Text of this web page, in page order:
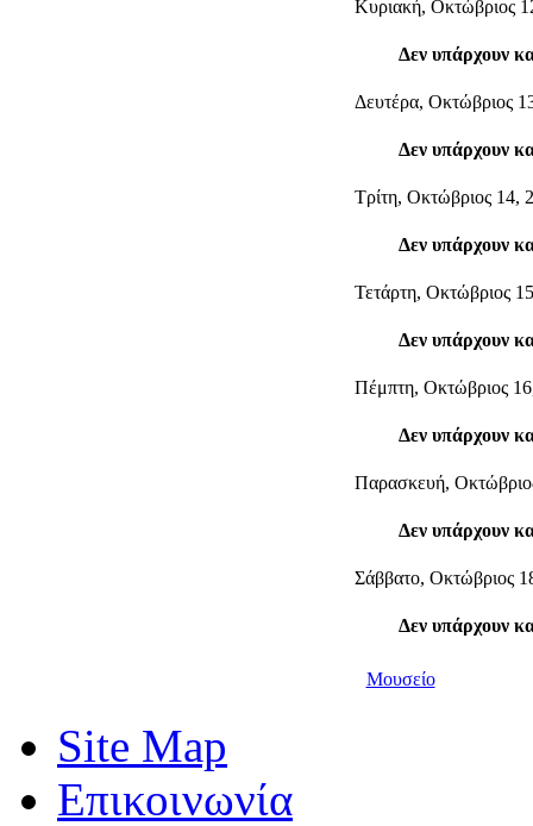
Κυριακή, Οκτώβριος
Δεν υπάρχουν
Δευτέρα, Οκτώβριος
Δεν υπάρχουν
Τρίτη, Οκτώβριος 14,
Δεν υπάρχουν
Τετάρτη, Οκτώβριος
Δεν υπάρχουν
Πέμπτη, Οκτώβριος
Δεν υπάρχουν
Παρασκευή,
Δεν υπάρχουν
Σάββατο, Οκτώβριος
Δεν υπάρχουν
Μουσείο
Site Map
Επικοινωνία